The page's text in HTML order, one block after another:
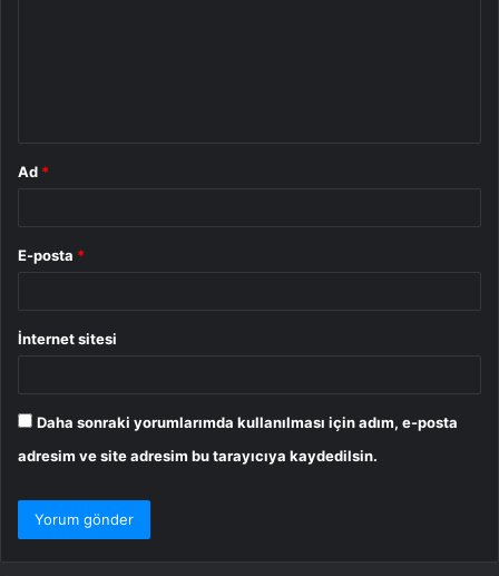
Ad *
E-posta *
İnternet sitesi
Daha sonraki yorumlarımda kullanılması için adım, e-posta
adresim ve site adresim bu tarayıcıya kaydedilsin.